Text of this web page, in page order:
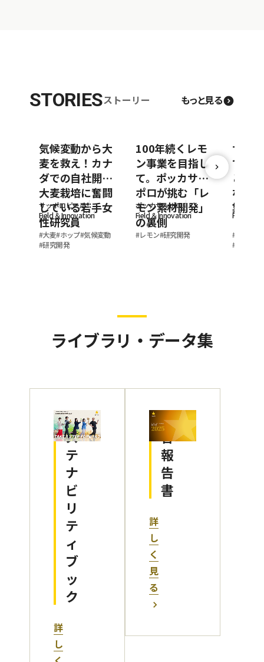
STORIESストーリー もっと見る
気候変動から大
麦を救え！カナ
ダでの自社開発
大麦栽培に奮闘
している若手女
性研究員
サッポロビール
Field ＆Innovation
#大麦#ホップ#気候変動
#研究開発
100年続くレモ
ン事業を目指し
て。ポッカサッ
ポロが挑む「レ
モン素材開発」
の裏側
ポッカサッポロ
Field ＆Innovation
#レモン#研究開発
サッ
でき
と外
なぐ
業
サッポロ
Field ＆
#
#
ライブラリ・データ集
サ
ス
テ
ナ
ビ
リ
テ
ィ
ブ
ッ
ク
詳
し
統
合
報
告
書
詳
し
く
見
る